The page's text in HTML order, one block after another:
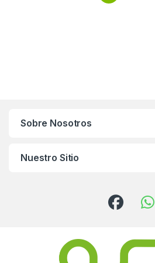
Sobre Nosotros
Nuestro Sitio